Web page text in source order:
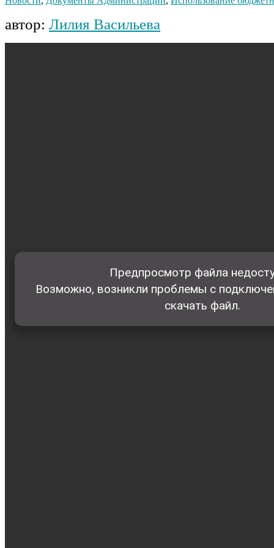
автор: Лилия Васильева